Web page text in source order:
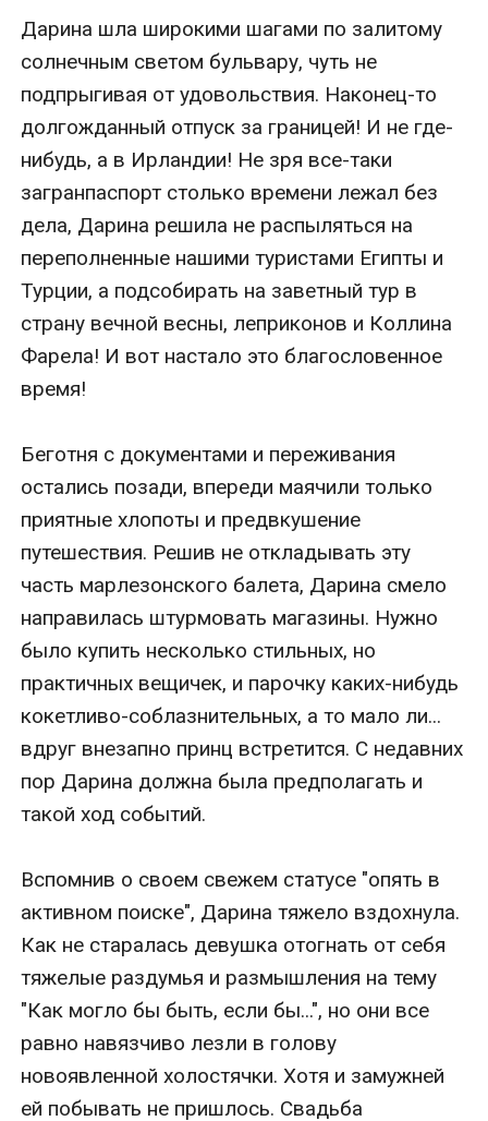
Дарина шла широкими шагами по залитому
солнечным светом бульвару, чуть не
подпрыгивая от удовольствия. Наконец-то
долгожданный отпуск за границей! И не где-
нибудь, а в Ирландии! Не зря все-таки
загранпаспорт столько времени лежал без
дела, Дарина решила не распыляться на
переполненные нашими туристами Египты и
Турции, а подсобирать на заветный тур в
страну вечной весны, леприконов и Коллина
Фарела! И вот настало это благословенное
время!
Беготня с документами и переживания
остались позади, впереди маячили только
приятные хлопоты и предвкушение
путешествия. Решив не откладывать эту
часть марлезонского балета, Дарина смело
направилась штурмовать магазины. Нужно
было купить несколько стильных, но
практичных вещичек, и парочку каких-нибудь
кокетливо-соблазнительных, а то мало ли...
вдруг внезапно принц встретится. С недавних
пор Дарина должна была предполагать и
такой ход событий.
Вспомнив о своем свежем статусе "опять в
активном поиске", Дарина тяжело вздохнула.
Как не старалась девушка отогнать от себя
тяжелые раздумья и размышления на тему
"Как могло бы быть, если бы...", но они все
равно навязчиво лезли в голову
новоявленной холостячки. Хотя и замужней
ей побывать не пришлось. Свадьба